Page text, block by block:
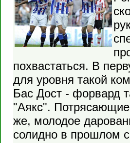
похвастаться. В
для уровня такой
Бас Дост - форвард
"Аякс".
же, молодое
солидно в прошлом